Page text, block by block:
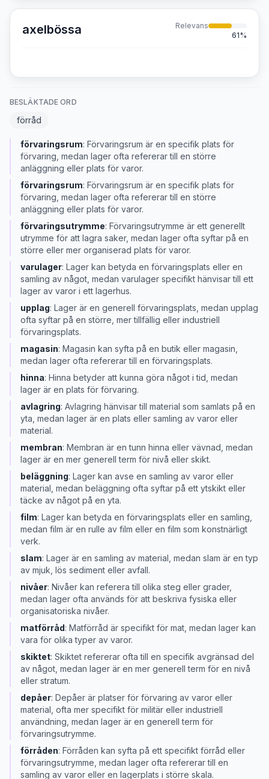
axelbössa
Relevans
61%
BESLÄKTADE ORD
förråd
förvaringsrum: Förvaringsrum är en specifik plats för
förvaring, medan lager ofta refererar till en större
anläggning eller plats för varor.
förvaringsrum: Förvaringsrum är en specifik plats för
förvaring, medan lager ofta refererar till en större
anläggning eller plats för varor.
förvaringsutrymme: Förvaringsutrymme är ett generellt
utrymme för att lagra saker, medan lager ofta syftar på en
större eller mer organiserad plats för varor.
varulager: Lager kan betyda en förvaringsplats eller en
samling av något, medan varulager specifikt hänvisar till ett
lager av varor i ett lagerhus.
upplag: Lager är en generell förvaringsplats, medan upplag
ofta syftar på en större, mer tillfällig eller industriell
förvaringsplats.
magasin: Magasin kan syfta på en butik eller magasin,
medan lager ofta refererar till en förvaringsplats.
hinna: Hinna betyder att kunna göra något i tid, medan
lager är en plats för förvaring.
avlagring: Avlagring hänvisar till material som samlats på en
yta, medan lager är en plats eller samling av varor eller
material.
membran: Membran är en tunn hinna eller vävnad, medan
lager är en mer generell term för nivå eller skikt.
beläggning: Lager kan avse en samling av varor eller
material, medan beläggning ofta syftar på ett ytskikt eller
täcke av något på en yta.
film: Lager kan betyda en förvaringsplats eller en samling,
medan film är en rulle av film eller en film som konstnärligt
verk.
slam: Lager är en samling av material, medan slam är en typ
av mjuk, lös sediment eller avfall.
nivåer: Nivåer kan referera till olika steg eller grader,
medan lager ofta används för att beskriva fysiska eller
organisatoriska nivåer.
matförråd: Matförråd är specifikt för mat, medan lager kan
vara för olika typer av varor.
skiktet: Skiktet refererar ofta till en specifik avgränsad del
av något, medan lager är en mer generell term för en nivå
eller stratum.
depåer: Depåer är platser för förvaring av varor eller
material, ofta mer specifikt för militär eller industriell
användning, medan lager är en generell term för
förvaringsutrymme.
förråden: Förråden kan syfta på ett specifikt förråd eller
förvaringsutrymme, medan lager ofta refererar till en
samling av varor eller en lagerplats i större skala.